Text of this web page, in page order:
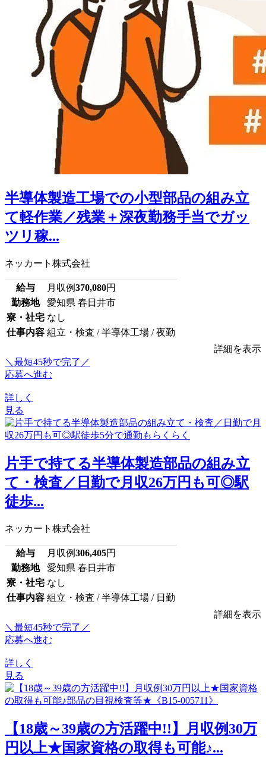
半導体製造工場での小型部品の組み立
て軽作業／残業＋深夜勤務手当でガッ
ツリ稼...
ネッカート株式会社
給与 月収例370,080円
勤務地
愛知県 春日井市
寮・社宅 なし
仕事内容 組立・検査 / 半導体工場 / 夜勤
詳細を表示
＼最短45秒で完了／
応募へ進む
詳しく
見る
片手で持てる半導体製造部品の組み立
て・検査／日勤で月収26万円も可◎駅
徒歩...
ネッカート株式会社
給与 月収例306,405円
勤務地
愛知県 春日井市
寮・社宅 なし
仕事内容 組立・検査 / 半導体工場 / 日勤
詳細を表示
＼最短45秒で完了／
応募へ進む
詳しく
見る
【18歳～39歳の方活躍中!!】月収例30万
円以上★国家資格の取得も可能♪...